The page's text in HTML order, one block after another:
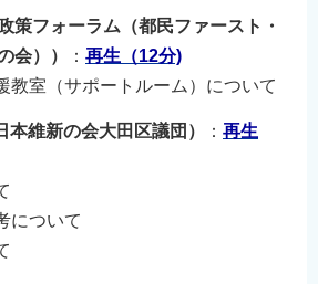
策フォーラム（都民ファースト・
会））
： 再生（12分)
教室（サポートルーム）について
本維新の会大田区議団） ： 再生
について